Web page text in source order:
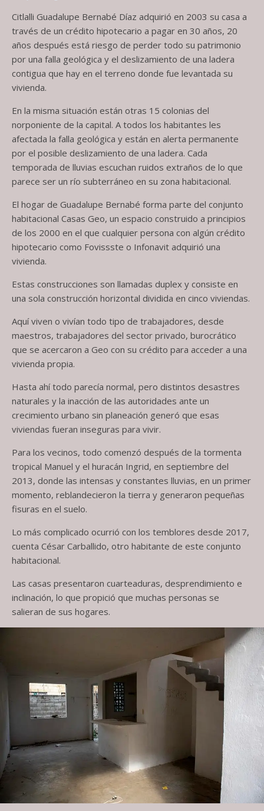
Citlalli Guadalupe Bernabé Díaz adquirió en 2003 su casa a
través de un crédito hipotecario a pagar en 30 años, 20
años después está riesgo de perder todo su patrimonio
por una falla geológica y el deslizamiento de una ladera
contigua que hay en el terreno donde fue levantada su
vivienda.
En la misma situación están otras 15 colonias del
norponiente de la capital. A todos los habitantes les
afectada la falla geológica y están en alerta permanente
por el posible deslizamiento de una ladera. Cada
temporada de lluvias escuchan ruidos extraños de lo que
parece ser un río subterráneo en su zona habitacional.
El hogar de Guadalupe Bernabé forma parte del conjunto
habitacional Casas Geo, un espacio construido a principios
de los 2000 en el que cualquier persona con algún crédito
hipotecario como Fovissste o Infonavit adquirió una
vivienda.
Estas construcciones son llamadas duplex y consiste en
una sola construcción horizontal dividida en cinco viviendas.
Aquí viven o vivían todo tipo de trabajadores, desde
maestros, trabajadores del sector privado, burocrático
que se acercaron a Geo con su crédito para acceder a una
vivienda propia.
Hasta ahí todo parecía normal, pero distintos desastres
naturales y la inacción de las autoridades ante un
crecimiento urbano sin planeación generó que esas
viviendas fueran inseguras para vivir.
Para los vecinos, todo comenzó después de la tormenta
tropical Manuel y el huracán Ingrid, en septiembre del
2013, donde las intensas y constantes lluvias, en un primer
momento, reblandecieron la tierra y generaron pequeñas
fisuras en el suelo.
Lo más complicado ocurrió con los temblores desde 2017,
cuenta César Carballido, otro habitante de este conjunto
habitacional.
Las casas presentaron cuarteaduras, desprendimiento e
inclinación, lo que propició que muchas personas se
salieran de sus hogares.